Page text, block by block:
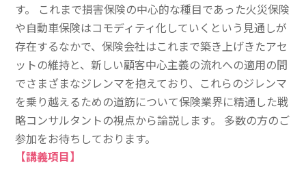
す。 これまで損害保険の中心的な種目であった火災保険
や自動車保険はコモディティ化していくという見通しが
存在するなかで、保険会社はこれまで築き上げきたアセ
ットの維持と、新しい顧客中心主義の流れへの適用の間
でさまざまなジレンマを抱えており、これらのジレンマ
を乗り越えるための道筋について保険業界に精通した戦
略コンサルタントの視点から論説します。 多数の方のご
参加をお待ちしております。
【講義項目】